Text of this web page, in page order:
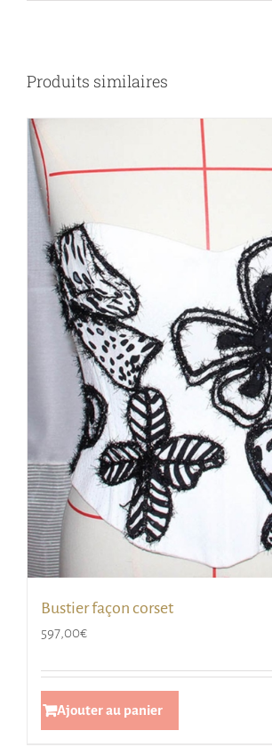
Produits similaires
Bustier façon corset
597,00€
Ajouter au panier